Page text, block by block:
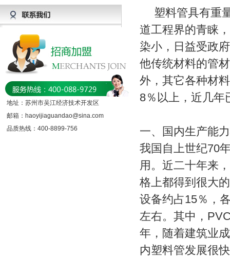
地址：苏州市吴江经济技术开发区
邮箱：haoyijiaguandao@sina.com
品质热线：400-8899-756
塑料管具有重
道工程界的青睐
染小，日益受政
他传统材料的管
外，其它各种材
8％以上，近几年
一、国内生产能
我国自上世纪70
用。近二十年来
格上都得到很大
设备约占15％，
左右。其中，
年，随着建筑业
内塑料管发展很